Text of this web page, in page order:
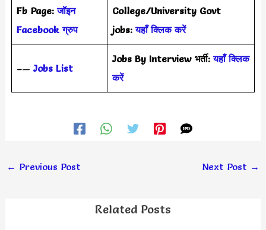
Fb Page:जॉइन
Facebook ग्रुप
College/University Govt
jobs:यहाँ क्लिक करें
–— Jobs List
Jobs By Interview भर्ती:यहाँ क्लिक
करें
← Previous Post Next Post →
Related Posts